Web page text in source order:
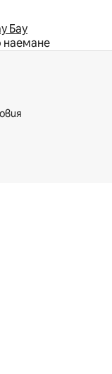
Бау
наемане